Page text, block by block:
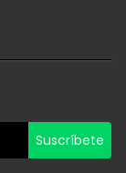
Suscríbete